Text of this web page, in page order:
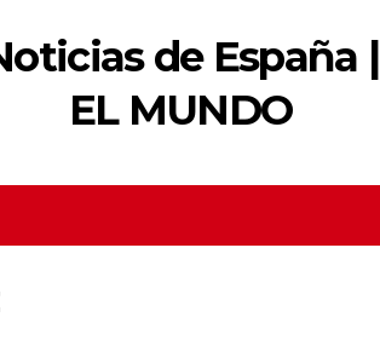
de España |
EL MUNDO